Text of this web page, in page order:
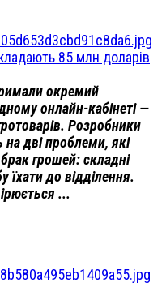
85 млн доларів
окремий
онлайн-кабінеті —
Розробники
на дві проблеми, які
грошей: складні
їхати до відділення.
...